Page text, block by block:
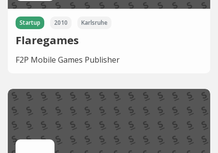
Startup 2010 Karlsruhe
Flaregames
F2P Mobile Games Publisher